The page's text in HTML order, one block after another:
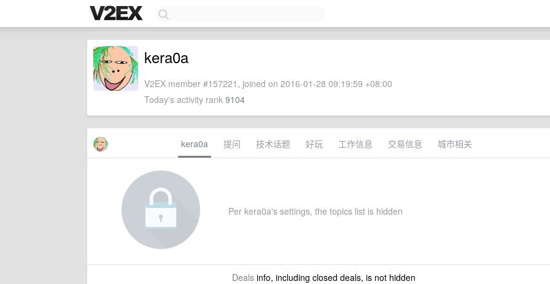
kera0a
V2EX member #157221, joined on 2016-01-28 09:19:59 +08:00
Today's activity rank 9104
kera0a 提问 技术话题 好玩 工作信息 交易信息 城市相关
Per kera0a's settings, the topics list is hidden
Dealsinfo, including closed deals, is not hidden